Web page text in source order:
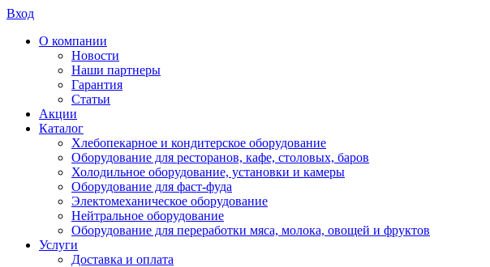
Вход
О компании
Новости
Наши партнеры
Гарантия
Статьи
Акции
Каталог
Хлебопекарное и кондитерское оборудование
Оборудование для ресторанов, кафе, столовых, баров
Холодильное оборудование, установки и камеры
Оборудование для фаст-фуда
Электомеханическое оборудование
Нейтральное оборудование
Оборудование для переработки мяса, молока, овощей и фруктов
Услуги
Доставка и оплата